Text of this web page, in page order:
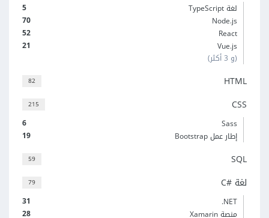
5
لغة TypeScript
70
Node.js
52
React
21
Vue.js
(و 3 أكثر)
82 HTML
215 CSS
6
Sass
19
إطار عمل Bootstrap
59 SQL
79 لغة C#‎
31
‎.NET
28
منصة Xamarin